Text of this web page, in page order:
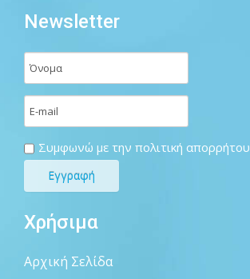
Newsletter
Συμφωνώ με την πολιτική απορρήτου
Χρήσιμα
Αρχική Σελίδα